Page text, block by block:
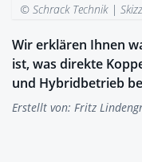
© Schrack Technik |
Wir erklären Ihnen
ist, was direkte
und Hybridbetrieb
Erstellt von: Fritz